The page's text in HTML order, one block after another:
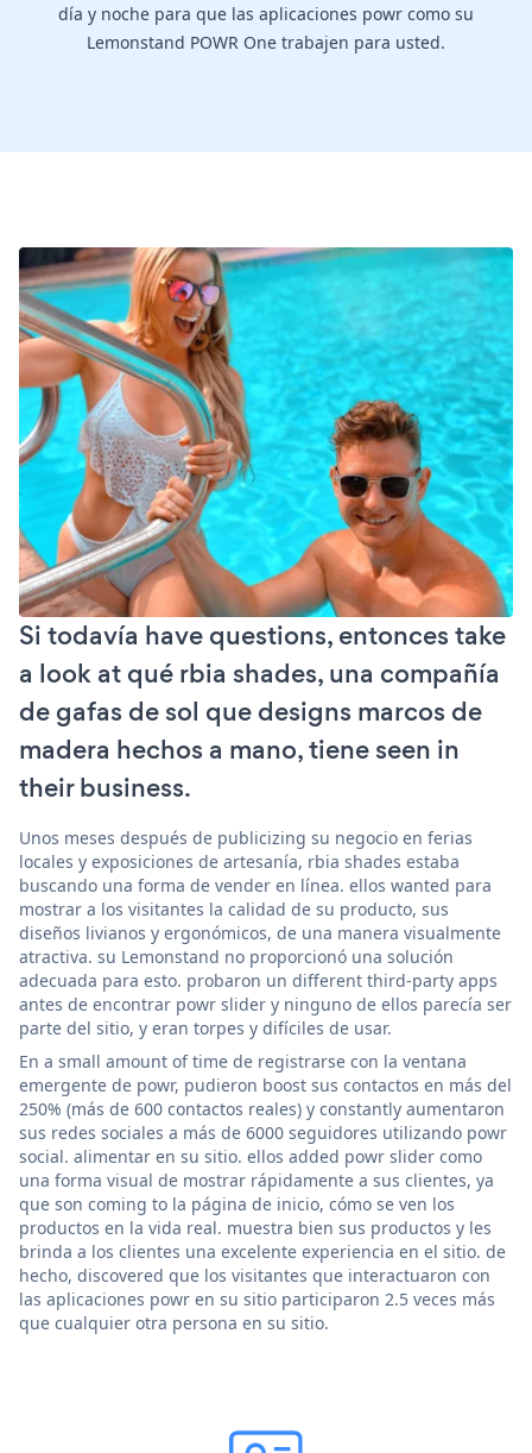
día y noche para que las aplicaciones powr como su
Lemonstand POWR One trabajen para usted.
Si todavía have questions, entonces take
a look at qué rbia shades, una compañía
de gafas de sol que designs marcos de
madera hechos a mano, tiene seen in
their business.
Unos meses después de publicizing su negocio en ferias
locales y exposiciones de artesanía, rbia shades estaba
buscando una forma de vender en línea. ellos wanted para
mostrar a los visitantes la calidad de su producto, sus
diseños livianos y ergonómicos, de una manera visualmente
atractiva. su Lemonstand no proporcionó una solución
adecuada para esto. probaron un different third-party apps
antes de encontrar powr slider y ninguno de ellos parecía ser
parte del sitio, y eran torpes y difíciles de usar.
En a small amount of time de registrarse con la ventana
emergente de powr, pudieron boost sus contactos en más del
250% (más de 600 contactos reales) y constantly aumentaron
sus redes sociales a más de 6000 seguidores utilizando powr
social. alimentar en su sitio. ellos added powr slider como
una forma visual de mostrar rápidamente a sus clientes, ya
que son coming to la página de inicio, cómo se ven los
productos en la vida real. muestra bien sus productos y les
brinda a los clientes una excelente experiencia en el sitio. de
hecho, discovered que los visitantes que interactuaron con
las aplicaciones powr en su sitio participaron 2.5 veces más
que cualquier otra persona en su sitio.